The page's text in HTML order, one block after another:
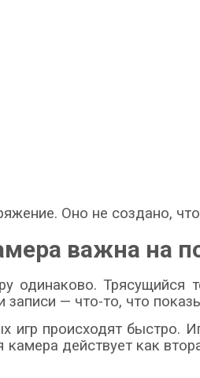
Оно не создано,
важна на
одинаково.
записи — что-то, что
игр происходят быстро.
действует как